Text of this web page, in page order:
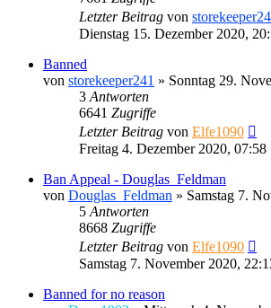
Letzter Beitrag von
Dienstag 15. Dezember 2020,
Banned
von storekeeper241 » Sonntag 29.
3 Antworten
6641 Zugriffe
Letzter Beitrag von Elfe1090
Freitag 4. Dezember 2020, 07:58
Ban Appeal - Douglas_Feldman
von Douglas_Feldman » Samstag 7.
5 Antworten
8668 Zugriffe
Letzter Beitrag von Elfe1090
Samstag 7. November 2020,
Banned for no reason